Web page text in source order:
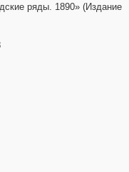
ряды. 1890» (Издание